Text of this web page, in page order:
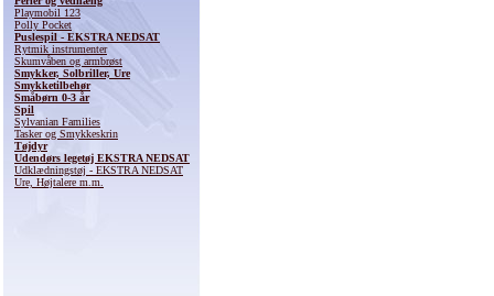
Playmobil 123
Polly Pocket
Puslespil - EKSTRA NEDSAT
Rytmik instrumenter
Skumvåben og armbrøst
Smykker, Solbriller, Ure
Smykketilbehør
Småbørn 0-3 år
Spil
Sylvanian Families
Tasker og Smykkeskrin
Tøjdyr
Udendørs legetøj EKSTRA NEDSAT
Udklædningstøj - EKSTRA NEDSAT
Ure, Højtalere m.m.